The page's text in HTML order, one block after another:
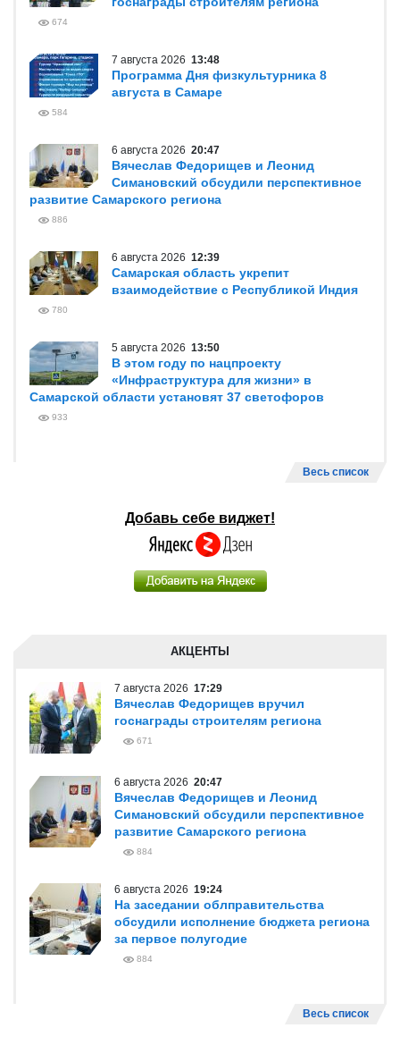
674
7 августа 2026 13:48
Программа Дня физкультурника 8
августа в Самаре
584
6 августа 2026 20:47
Вячеслав Федорищев и Леонид
Симановский обсудили перспективное
развитие Самарского региона
886
6 августа 2026 12:39
Самарская область укрепит
взаимодействие с Республикой Индия
780
5 августа 2026 13:50
В этом году по нацпроекту
«Инфраструктура для жизни» в
Самарской области установят 37 светофоров
933
Весь список
Добавь себе виджет!
АКЦЕНТЫ
7 августа 2026 17:29
Вячеслав Федорищев вручил
госнаграды строителям региона
671
6 августа 2026 20:47
Вячеслав Федорищев и Леонид
Симановский обсудили перспективное
развитие Самарского региона
884
6 августа 2026 19:24
На заседании облправительства
обсудили исполнение бюджета региона
за первое полугодие
884
Весь список